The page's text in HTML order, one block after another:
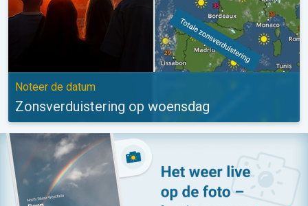
Noteer de datum
Zonsverduistering op woensdag